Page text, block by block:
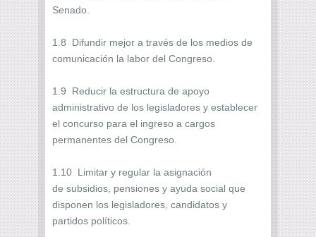
Senado.
1.8 Difundir mejor a través de los medios de
comunicación la labor del Congreso.
1.9 Reducir la estructura de apoyo
administrativo de los legisladores y establecer
el concurso para el ingreso a cargos
permanentes del Congreso.
1.10 Limitar y regular la asignación
de subsidios, pensiones y ayuda social que
disponen los legisladores, candidatos y
partidos políticos.